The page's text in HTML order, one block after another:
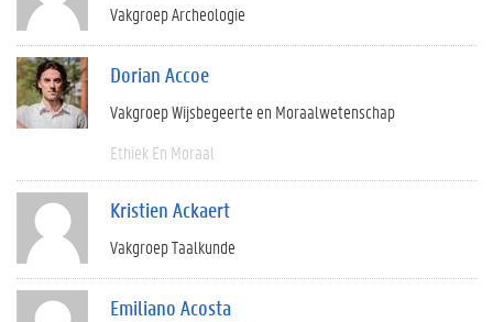
Vakgroep Archeologie
Dorian Accoe
Vakgroep Wijsbegeerte en Moraalwetenschap
Ethiek En Moraal
Kristien Ackaert
Vakgroep Taalkunde
Emiliano Acosta